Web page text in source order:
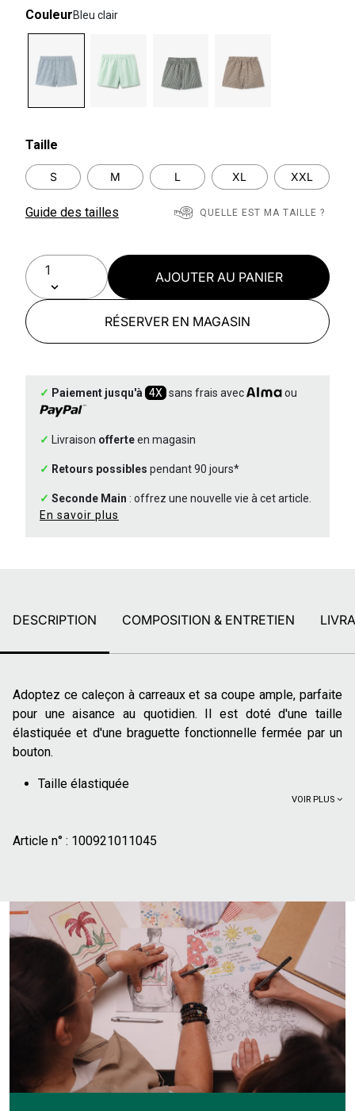
CouleurBleu clair
Taille
S M L XL XXL
Guide des tailles QUELLE EST MA TAILLE ?
AJOUTER AU PANIER
RÉSERVER EN MAGASIN
✓ Paiement jusqu'à 4X sans frais avec ou
✓ Livraison offerteen magasin
✓ Retours possibles pendant 90 jours*
✓ Seconde Main : offrez une nouvelle vie à cet article.
En savoir plus
DESCRIPTION COMPOSITION & ENTRETIEN
Adoptez ce caleçon à carreaux et sa coupe ample, parfaite
pour une aisance au quotidien. Il est doté d'une taille
élastiquée et d'une braguette fonctionnelle fermée par un
bouton.
Taille élastiquée
100% coton issu de l'agriculture biologique
d'irrigation artificielle et se contentent de l'eau de pluie
VOIR PLUS
Article n° : 100921011045